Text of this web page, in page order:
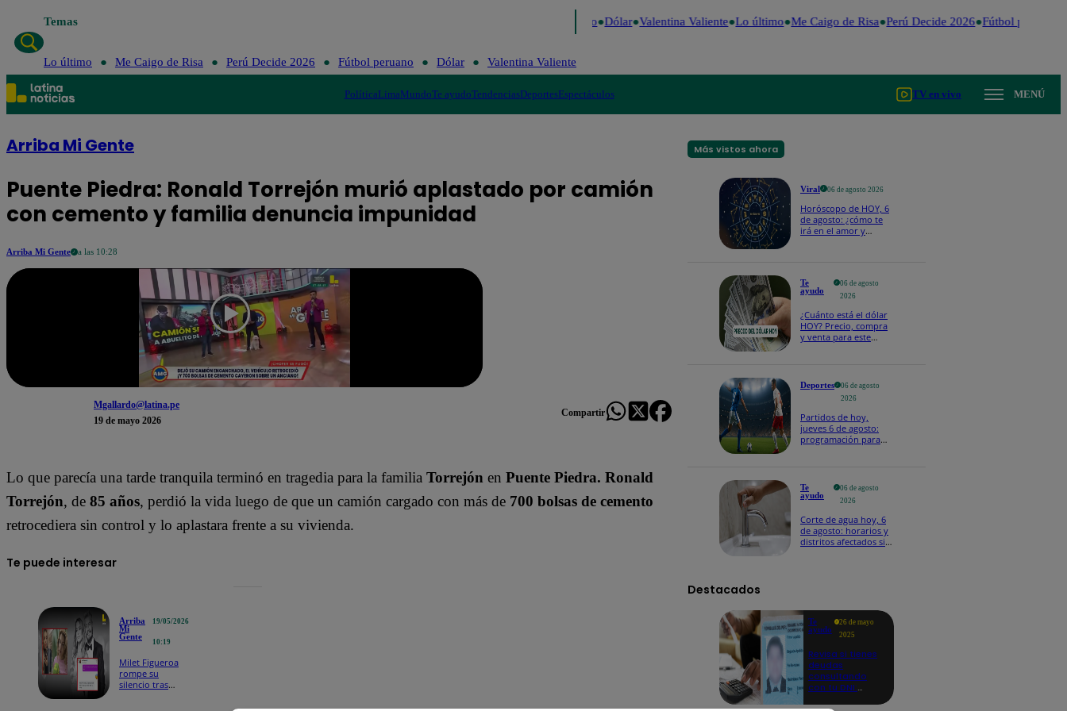
Temas Fútbol peruano Dólar Valentina Valiente Lo último Me Caigo de Risa Perú Decide 2026 Fútbol peruano
Lo último Me Caigo de Risa Perú Decide 2026 Fútbol peruano Dólar Valentina Valiente
PolíticaLimaMundoTe ayudoTendenciasDeportesEspectáculos TV en vivo MENÚ
Arriba Mi Gente
Puente Piedra: Ronald Torrejón murió aplastado por camión
con cemento y familia denuncia impunidad
Arriba Mi Gente a las 10:28
Mgallardo@latina.pe
19 de mayo 2026
Compartir
Lo que parecía una tarde tranquila terminó en tragedia para la familia Torrejón en Puente Piedra. Ronald
Torrejón, de 85 años, perdió la vida luego de que un camión cargado con más de 700 bolsas de cemento
retrocediera sin control y lo aplastara frente a su vivienda.
Te puede interesar
Arriba
Mi
Gente
19/05/2026
10:19
Milet Figueroa
rompe su
silencio tras
Más vistos ahora
Viral 06 de agosto 2026
Horóscopo de HOY, 6
de agosto: ¿cómo te
irá en el amor y
Te
ayudo
06 de agosto
2026
¿Cuánto está el dólar
HOY? Precio, compra
y venta para este
Deportes
06 de agosto
2026
Partidos de hoy,
jueves 6 de agosto:
programación para
Te
ayudo
06 de agosto
2026
Corte de agua hoy, 6
de agosto: horarios y
distritos afectados sin
Destacados
Te
ayudo
26 de mayo
2025
Revisa si tienes
deudas
consultando
con tu DNI: